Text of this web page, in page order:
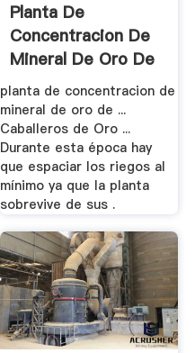
Planta De
Concentracion De
Mineral De Oro De
China
planta de concentracion de
mineral de oro de ...
Caballeros de Oro ...
Durante esta época hay
que espaciar los riegos al
mínimo ya que la planta
sobrevive de sus .